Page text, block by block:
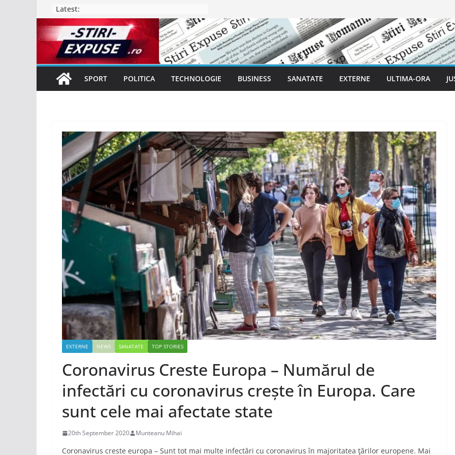
to
content
Latest:
SPORT POLITICA TECHNOLOGIE BUSINESS SANATATE EXTERNE ULTIMA-ORA
EXTERNE NEWS SANATATE TOP STORIES
Coronavirus Creste Europa – Numărul de
infectări cu coronavirus crește în Europa. Care
sunt cele mai afectate state
20th September 2020 Munteanu Mihai
Coronavirus creste europa – Sunt tot mai multe infectări cu coronavirus în majoritatea ţărilor europene. Mai